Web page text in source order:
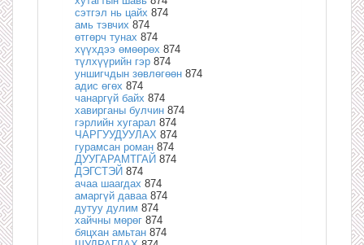
сэтгэл нь цайх 874
амь тэвчих 874
өтгөрч тунах 874
хүүхдээ өмөөрөх 874
түлхүүрийн гэр 874
уншигчдын зөвлөгөөн 874
адис өгөх 874
чанаргүй байх 874
хавирганы булчин 874
гэрлийн хугарал 874
ЧАРГУУДУУЛАХ 874
гурамсан роман 874
ДУУГАРАМТГАЙ 874
ДЭГСТЭЙ 874
ачаа шаагдах 874
амаргүй даваа 874
дутуу дулим 874
хайчны мөрөг 874
бяцхан амьтан 874